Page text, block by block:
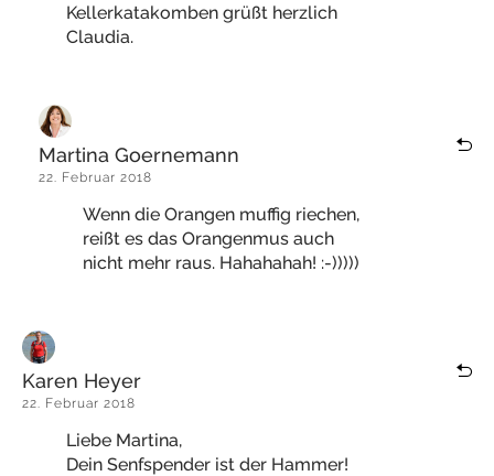
Kellerkatakomben grüßt herzlich
Claudia.
Martina Goernemann
22. Februar 2018
Wenn die Orangen muffig riechen,
reißt es das Orangenmus auch
nicht mehr raus. Hahahahah! :-)))))
Karen Heyer
22. Februar 2018
Liebe Martina,
Dein Senfspender ist der Hammer!